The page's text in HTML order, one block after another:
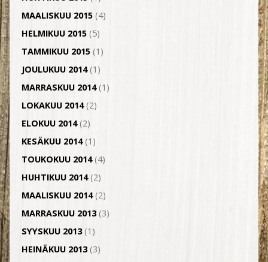
MAALISKUU 2015(4)
HELMIKUU 2015(5)
TAMMIKUU 2015(1)
JOULUKUU 2014(1)
MARRASKUU 2014(1)
LOKAKUU 2014(2)
ELOKUU 2014(2)
KESÄKUU 2014(1)
TOUKOKUU 2014(4)
HUHTIKUU 2014(2)
MAALISKUU 2014(2)
MARRASKUU 2013(3)
SYYSKUU 2013(1)
HEINÄKUU 2013(3)